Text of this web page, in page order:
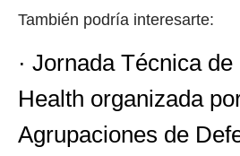
También podría interesarte:
· Jornada Técnica
Health organizada
Agrupaciones de